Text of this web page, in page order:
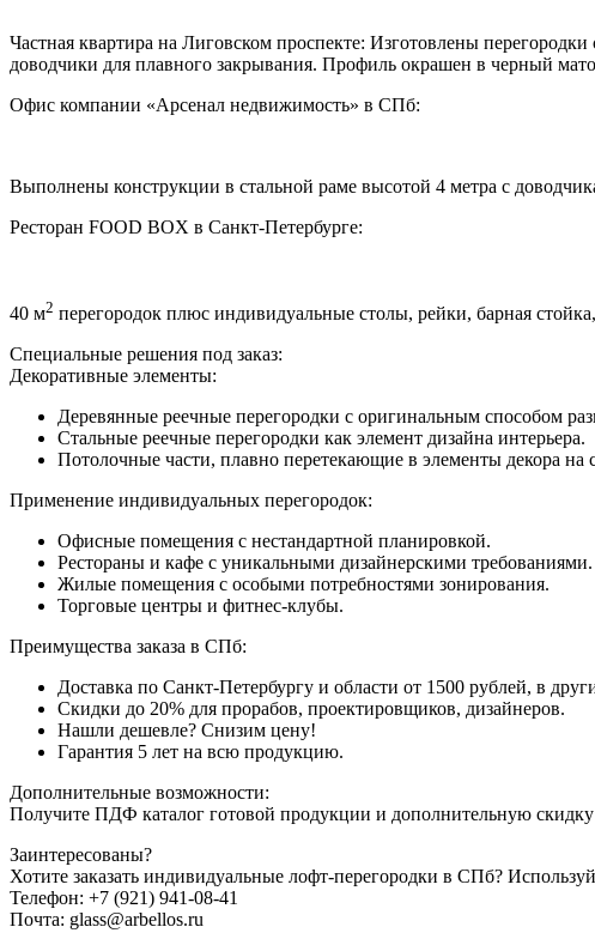
Частная квартира на Лиговском проспекте: Изготовлены
доводчики для плавного закрывания. Профиль окрашен в черный
Офис компании «Арсенал недвижимость» в СПб:
Выполнены конструкции в стальной раме высотой 4 метра с
Ресторан FOOD BOX в Санкт-Петербурге:
40 м2 перегородок плюс индивидуальные столы, рейки, барная
Специальные решения под заказ:
Декоративные элементы:
Деревянные реечные перегородки с оригинальным способом
Стальные реечные перегородки как элемент дизайна интерьера.
Потолочные части, плавно перетекающие в элементы декора на
Применение индивидуальных перегородок:
Офисные помещения с нестандартной планировкой.
Рестораны и кафе с уникальными дизайнерскими требованиями.
Жилые помещения с особыми потребностями зонирования.
Торговые центры и фитнес-клубы.
Преимущества заказа в СПб:
Доставка по Санкт-Петербургу и области от 1500 рублей, в
Скидки до 20% для прорабов, проектировщиков, дизайнеров.
Нашли дешевле? Снизим цену!
Гарантия 5 лет на всю продукцию.
Дополнительные возможности:
Получите ПДФ каталог готовой продукции и дополнительную
Заинтересованы?
Хотите заказать индивидуальные лофт-перегородки в СПб?
Телефон: +7 (921) 941-08-41
Почта: glass@arbellos.ru